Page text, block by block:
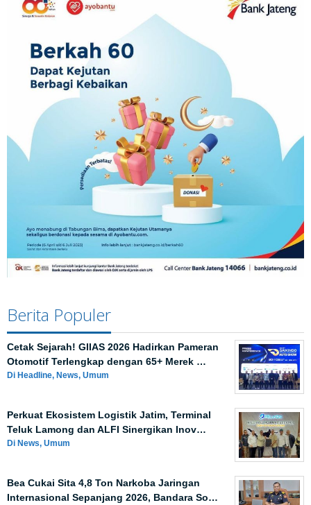
Berita Populer
Cetak Sejarah! GIIAS 2026 Hadirkan Pameran
Otomotif Terlengkap dengan 65+ Merek …
Di Headline, News, Umum
Perkuat Ekosistem Logistik Jatim, Terminal
Teluk Lamong dan ALFI Sinergikan Inov…
Di News, Umum
Bea Cukai Sita 4,8 Ton Narkoba Jaringan
Internasional Sepanjang 2026, Bandara So…